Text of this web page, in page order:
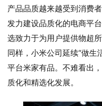
产品品质越来越受到消费
发力建设品质化的电商平
选致力于为用户提供物超
同样，小米公司延续“做生
平台米家有品。不难看出
质化和精选化发展。